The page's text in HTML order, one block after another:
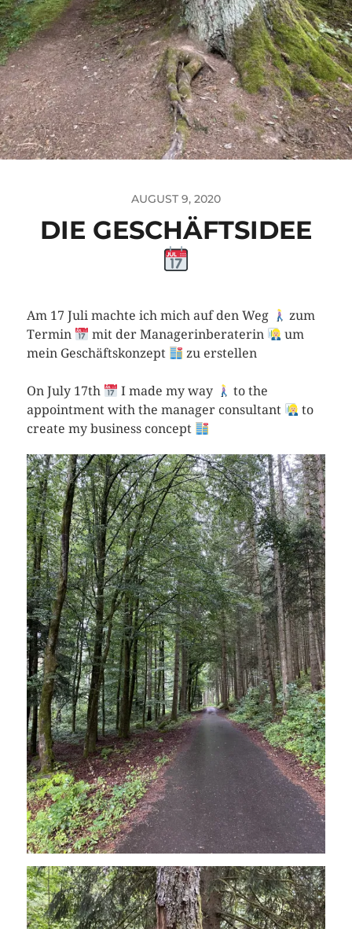
AUGUST 9, 2020
DIE GESCHÄFTSIDEE
Am 17 Juli machte ich mich auf den Weg
zum
Termin
mit der Managerinberaterin
um
mein Geschäftskonzept
zu erstellen
On July 17th I made my way
to the
appointment with the manager consultant
to
create my business concept